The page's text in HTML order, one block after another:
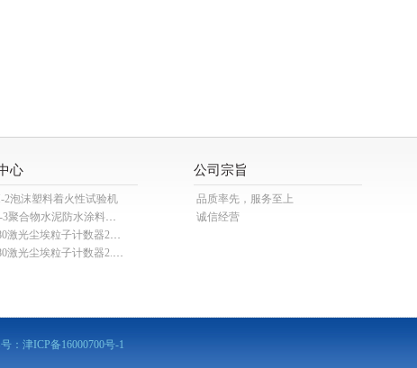
心
2泡沫塑料着火性试验机
HTFS-3聚合物水泥防水涂料分散机
CA-680激光尘埃粒子计数器28.3L
CA-680激光尘埃粒子计数器2.83L
公司宗旨
品质率先，服务至上
诚信经营
： 津ICP备16000700号-1